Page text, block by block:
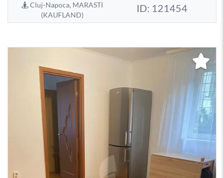
Cluj-Napoca, MARASTI
(KAUFLAND)
ID: 121454